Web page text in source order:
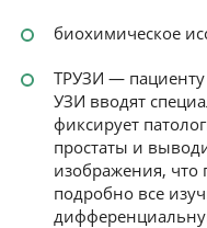
биохимическое
ТРУЗИ —
УЗИ вводят
фиксирует
простаты и
изображения, что
подробно все